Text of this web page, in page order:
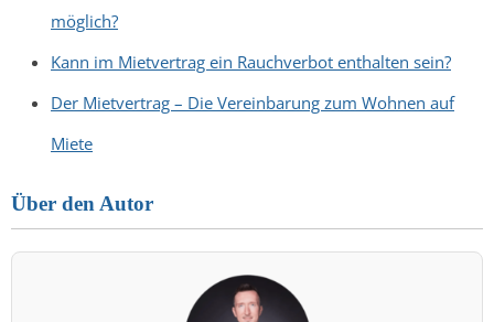
möglich?
Kann im Mietvertrag ein Rauchverbot enthalten sein?
Der Mietvertrag – Die Vereinbarung zum Wohnen auf
Miete
Über den Autor